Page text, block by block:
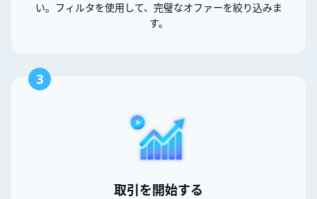
い。フィルタを使用して、完璧なオファーを絞り込みま
す。
3
取引を開始する